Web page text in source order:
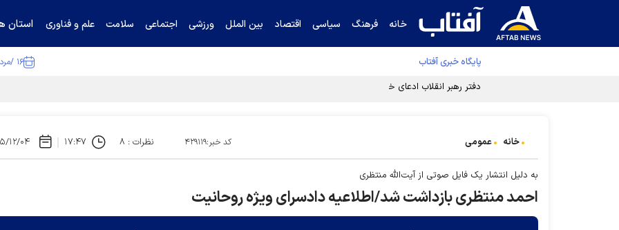
خانه فرهنگ سیاسی اقتصاد بین الملل ورزشی اجتماعی سلامت علم و فناوری استان
پایگاه خبری آفتاب ۱۶ /مرداد /۱۴۰۵
دفتر رهبر انقلاب ادعای خرازی درباره پزشکیان را تکذیب کرد
خانه عمومی کد خبر:۴۲۹۱۱۹ نظرات : ۸ ۱۷:۴۷ ۱۳۹۵/
به دلیل انتشار یک فایل صوتی از آیت‌الله منتظری
احمد منتظری بازداشت شد/اطلاعیه دادسرای ویژه روحانیت